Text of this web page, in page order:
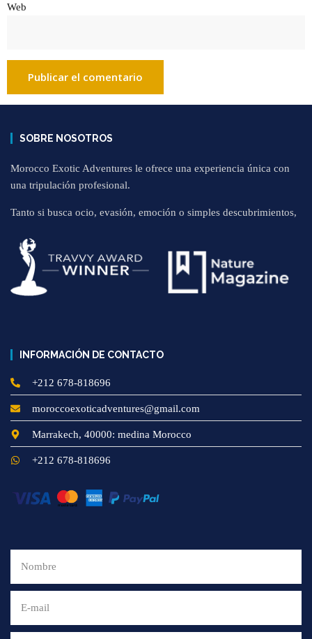
Web
SOBRE NOSOTROS
Morocco Exotic Adventures le ofrece una experiencia única con
una tripulación profesional.
Tanto si busca ocio, evasión, emoción o simples descubrimientos,
INFORMACIÓN DE CONTACTO
+212 678-818696
moroccoexoticadventures@gmail.com
Marrakech, 40000: medina Morocco
+212 678-818696